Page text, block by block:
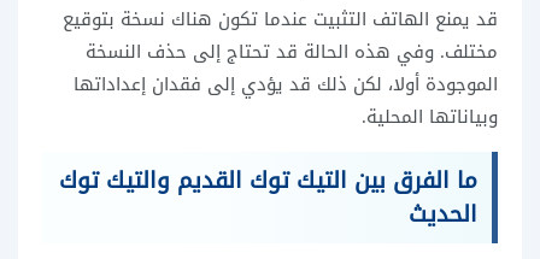
قد يمنع الهاتف التثبيت عندما تكون هناك نسخة بتوقيع
مختلف. وفي هذه الحالة قد تحتاج إلى حذف النسخة
الموجودة أولا، لكن ذلك قد يؤدي إلى فقدان إعداداتها
وبياناتها المحلية.
ما الفرق بين التيك توك القديم والتيك توك
الحديث